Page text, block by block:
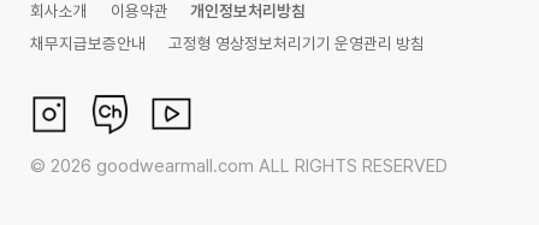
회사소개 이용약관
개인정보처리방침
채무지급보증안내
고정형 영상정보처리기기 운영관리 방침
© 2026 goodwearmall.com ALL RIGHTS RESERVED